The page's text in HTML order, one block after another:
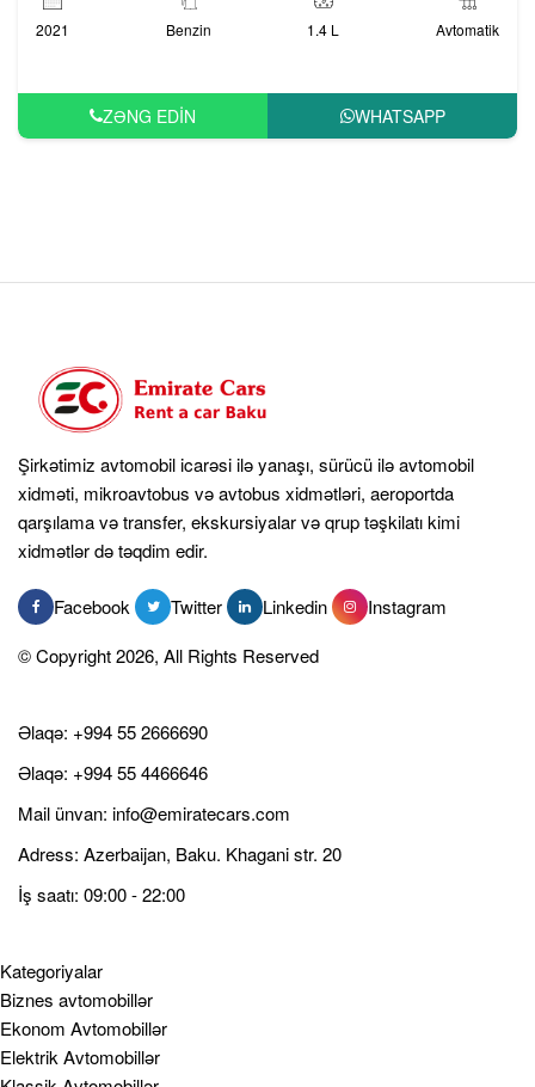
2021 Benzin 1.4 L Avtomatik
ZƏNG EDIN WHATSAPP
Şirkətimiz avtomobil icarəsi ilə yanaşı, sürücü ilə avtomobil
xidməti, mikroavtobus və avtobus xidmətləri, aeroportda
qarşılama və transfer, ekskursiyalar və qrup təşkilatı kimi
xidmətlər də təqdim edir.
Facebook Twitter Linkedin
Instagram
© Copyright 2026, All Rights Reserved
Əlaqə: +994 55 2666690
Əlaqə: +994 55 4466646
Mail ünvan: info@emiratecars.com
Adress: Azerbaijan, Baku. Khagani str. 20
İş saatı: 09:00 - 22:00
Kategoriyalar
Biznes avtomobillər
Ekonom Avtomobillər
Elektrik Avtomobillər